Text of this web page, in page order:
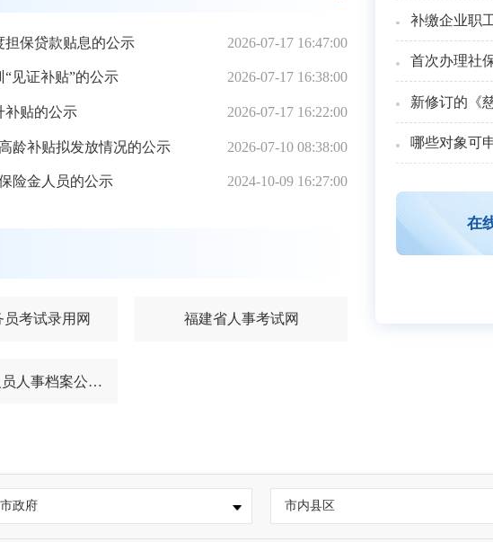
担保贷款贴息的公示 2026-07-17 16:47:00
见证补贴”的公示 2026-07-17 16:38:00
补贴的公示 2026-07-17 16:22:00
龄补贴拟发放情况的公示 2026-07-10 08:38:00
险金人员的公示 2024-10-09 16:27:00
考试录用网 福建省人事考试网
福建省流动人员人事档案公共服务平台
补缴企业职
首次办理社
新修订的《
哪些对象可
在
政府 市内县区